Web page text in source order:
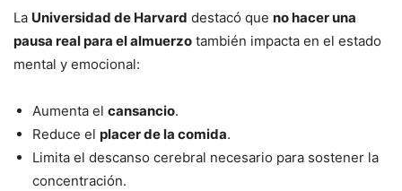
La Universidad de Harvard destacó que no hacer una
pausa real para el almuerzo también impacta en el estado
mental y emocional:
Aumenta el cansancio.
Reduce el placer de la comida.
Limita el descanso cerebral necesario para sostener la
concentración.